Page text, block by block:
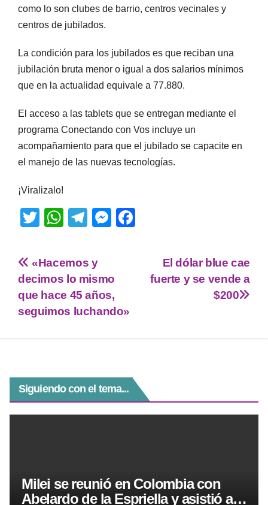
como lo son clubes de barrio, centros vecinales y
centros de jubilados.
La condición para los jubilados es que reciban una
jubilación bruta menor o igual a dos salarios mínimos
que en la actualidad equivale a 77.880.
El acceso a las tablets que se entregan mediante el
programa Conectando con Vos incluye un
acompañamiento para que el jubilado se capacite en
el manejo de las nuevas tecnologías.
¡Viralizalo!
T
tt
er
W
at
s
A
p
T
e
gr
a
m
M
e
n
g
El dólar blue cae
fuerte y se vende a
$200
«Hacemos y
decimos lo mismo
que hace 45 años,
seguimos luchando»
Siguiendo con el tema...
Milei se reunió en Colombia con
Abelardo de la Espriella y asistió a